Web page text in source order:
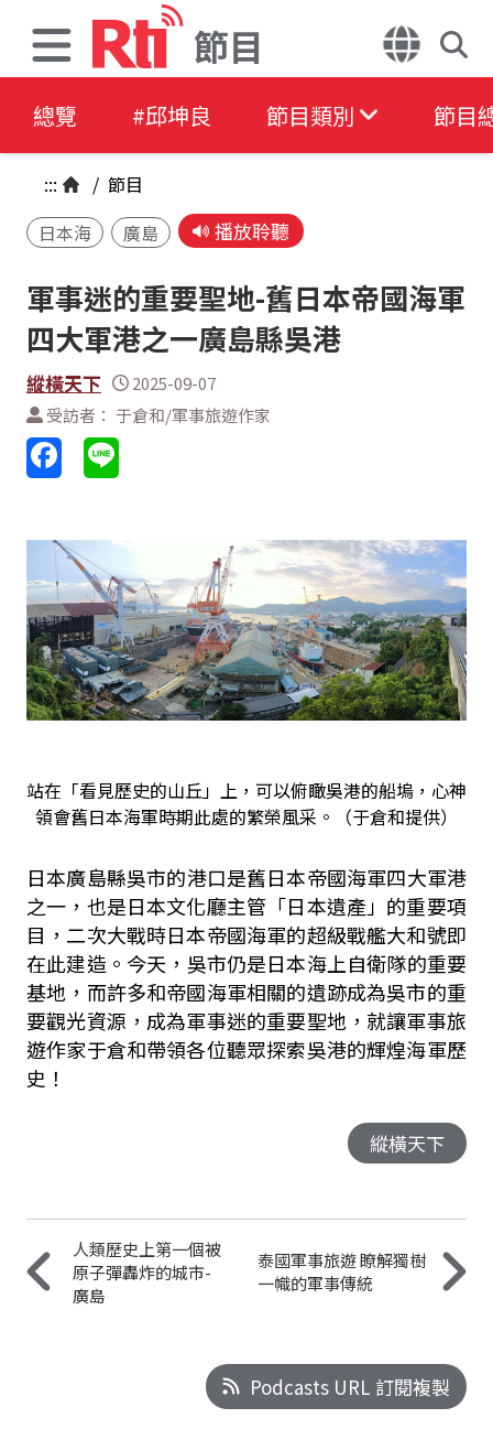
節目
總覽 #邱坤良 節目類別 節目
::: / 節目
日本海
廣島 播放聆聽
軍事迷的重要聖地-舊日本帝國海軍
四大軍港之一廣島縣吳港
縱橫天下
2025-09-07
受訪者： 于倉和/軍事旅遊作家
站在「看見歷史的山丘」上，可以俯瞰吳港的船塢，心神
領會舊日本海軍時期此處的繁榮風采。（于倉和提供）
日本廣島縣吳市的港口是舊日本帝國海軍四大軍港
之一，也是日本文化廳主管「日本遺產」的重要項
目，二次大戰時日本帝國海軍的超級戰艦大和號即
在此建造。今天，吳市仍是日本海上自衛隊的重要
基地 ，而許多和帝國海軍相關的遺跡成為吳市的重
要觀光資源，成為軍事迷的重要聖地，就讓軍事旅
遊作家于倉和帶領各位聽眾探索吳港的輝煌海軍歷
史！
縱橫天下
人類歷史上第一個被
原子彈轟炸的城市-
廣島
泰國軍事旅遊 瞭解獨樹
一幟的軍事傳統
Podcasts URL 訂閱複製